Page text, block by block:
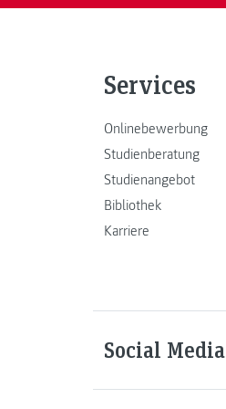
Services
Onlinebewerbung
Studienberatung
Studienangebot
Bibliothek
Karriere
Social Media